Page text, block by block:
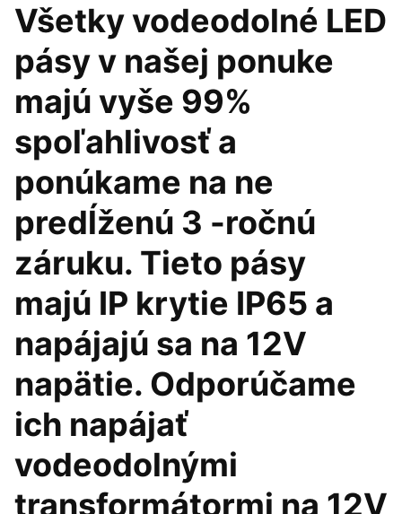
Všetky vodeodolné LED
pásy v našej ponuke
majú vyše 99%
spoľahlivosť a
ponúkame na ne
predĺženú 3 -ročnú
záruku. Tieto pásy
majú IP krytie IP65 a
napájajú sa na 12V
napätie. Odporúčame
ich napájať
vodeodolnými
transformátormi na 12V